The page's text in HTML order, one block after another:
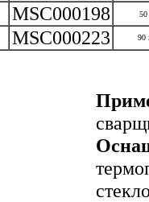
MSC000198 50
MSC000223 90